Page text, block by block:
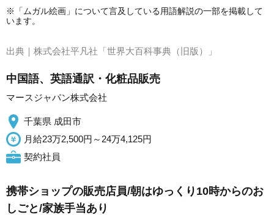
※「ムガル絵画」について言及している用語解説の一部を掲載して
います。
出典｜ 株式会社平凡社「世界大百科事典（旧版）」
中国語、英語通訳・化粧品販売
マースジャパン株式会社
千葉県 成田市
月給23万2,500円～24万4,125円
契約社員
携帯ショップの販売店員/朝はゆっくり10時からのお
しごと/家族手当あり